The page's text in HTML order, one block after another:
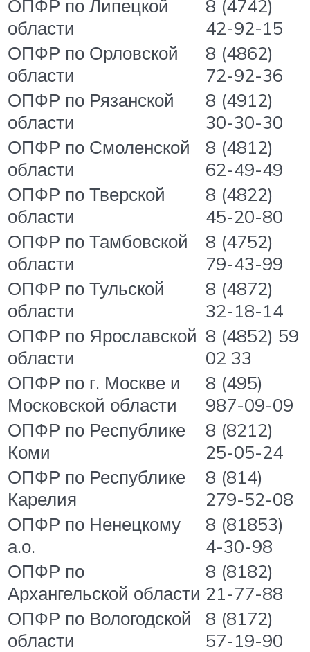
ОПФР по Липецкой
области
8 (4742)
42-92-15
ОПФР по Орловской
области
8 (4862)
72-92-36
ОПФР по Рязанской
области
8 (4912)
30-30-30
ОПФР по Смоленской
области
8 (4812)
62-49-49
ОПФР по Тверской
области
8 (4822)
45-20-80
ОПФР по Тамбовской
области
8 (4752)
79-43-99
ОПФР по Тульской
области
8 (4872)
32-18-14
ОПФР по Ярославской
области
8 (4852) 59
02 33
ОПФР по г. Москве и
Московской области
8 (495)
987-09-09
ОПФР по Республике
Коми
8 (8212)
25-05-24
ОПФР по Республике
Карелия
8 (814)
279-52-08
ОПФР по Ненецкому
а.о.
8 (81853)
4-30-98
ОПФР по
Архангельской области
8 (8182)
21-77-88
ОПФР по Вологодской
области
8 (8172)
57-19-90